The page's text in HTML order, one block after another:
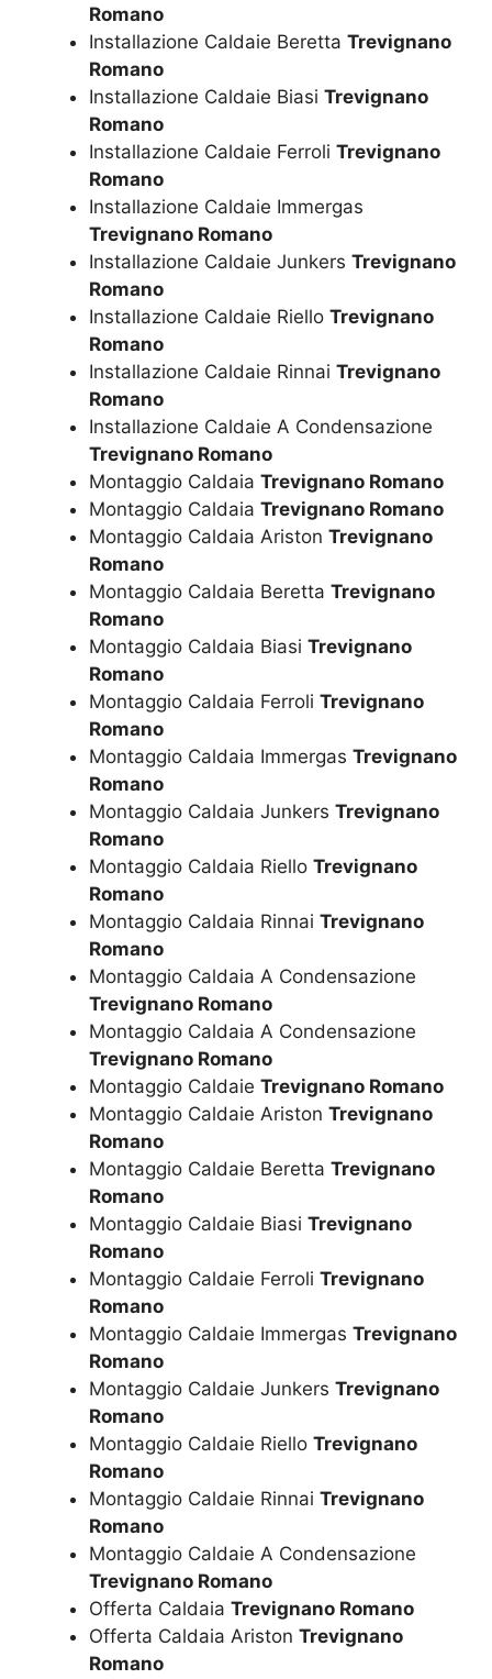
Romano
Installazione Caldaie Beretta Trevignano
Romano
Installazione Caldaie Biasi Trevignano
Romano
Installazione Caldaie Ferroli Trevignano
Romano
Installazione Caldaie Immergas
Trevignano Romano
Installazione Caldaie Junkers Trevignano
Romano
Installazione Caldaie Riello Trevignano
Romano
Installazione Caldaie Rinnai Trevignano
Romano
Installazione Caldaie A Condensazione
Trevignano Romano
Montaggio Caldaia Trevignano Romano
Montaggio Caldaia Trevignano Romano
Montaggio Caldaia Ariston Trevignano
Romano
Montaggio Caldaia Beretta Trevignano
Romano
Montaggio Caldaia Biasi Trevignano
Romano
Montaggio Caldaia Ferroli Trevignano
Romano
Montaggio Caldaia Immergas Trevignano
Romano
Montaggio Caldaia Junkers Trevignano
Romano
Montaggio Caldaia Riello Trevignano
Romano
Montaggio Caldaia Rinnai Trevignano
Romano
Montaggio Caldaia A Condensazione
Trevignano Romano
Montaggio Caldaia A Condensazione
Trevignano Romano
Montaggio Caldaie Trevignano Romano
Montaggio Caldaie Ariston Trevignano
Romano
Montaggio Caldaie Beretta Trevignano
Romano
Montaggio Caldaie Biasi Trevignano
Romano
Montaggio Caldaie Ferroli Trevignano
Romano
Montaggio Caldaie Immergas Trevignano
Romano
Montaggio Caldaie Junkers Trevignano
Romano
Montaggio Caldaie Riello Trevignano
Romano
Montaggio Caldaie Rinnai Trevignano
Romano
Montaggio Caldaie A Condensazione
Trevignano Romano
Offerta Caldaia Trevignano Romano
Offerta Caldaia Ariston Trevignano
Romano